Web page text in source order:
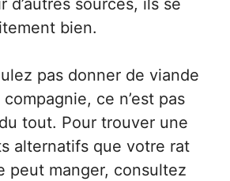
d’autres sources, ils se
bien.
pas donner de viande
ce n’est pas
tout. Pour trouver une
alternatifs que votre rat
peut manger, consultez